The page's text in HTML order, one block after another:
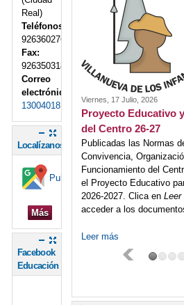
Real)
Teléfonos:
926360276
Fax:
926350318
Correo
electrónico:
13004018.ies@educastillalamancha.es
Localízanos
Pulse aquí para ver la ubicación
Más
Facebook
Educación
Viernes, 17 Julio, 2026
Proyecto Educativo
del Centro 26-27
Publicadas las Normas
Convivencia,
Funcionamiento del
el Proyecto Educativo
2026-2027. Clica en Leer
acceder a los
Leer más